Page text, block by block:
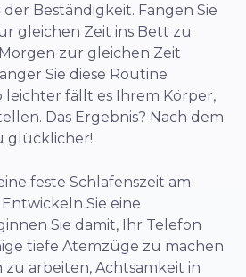
Beständigkeit. Fangen Sie
gleichen Zeit ins Bett zu
zur gleichen Zeit
Sie diese Routine
leichter fällt es Ihrem Körper,
Das Ergebnis? Nach dem
glücklicher!
feste Schlafenszeit am
Sie eine
Sie damit, Ihr Telefon
tiefe Atemzüge zu machen
arbeiten, Achtsamkeit in